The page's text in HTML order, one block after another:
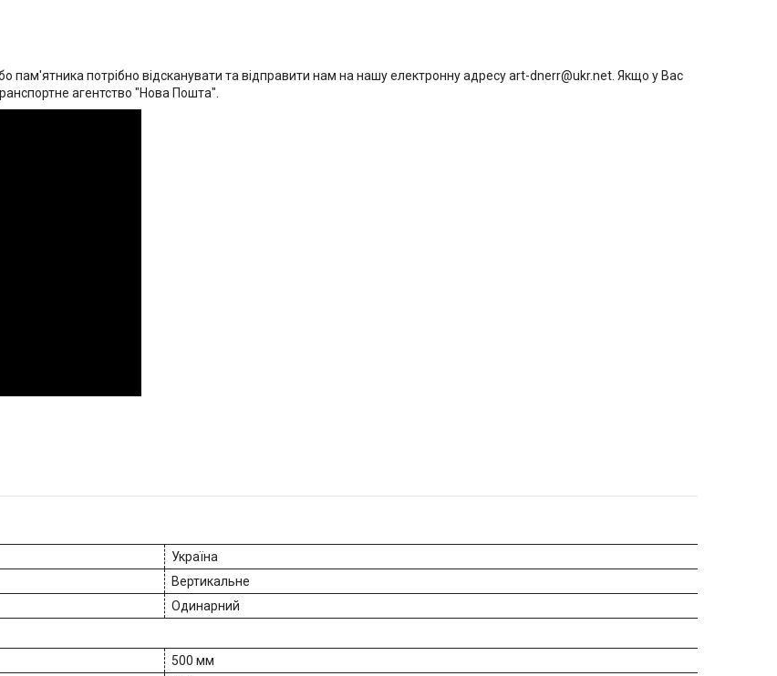
пам'ятника потрібно відсканувати та відправити нам на нашу електронну адресу art-dnerr@ukr.net. Якщо у Вас
агентство "Нова Пошта".
Україна
Вертикальне
Одинарний
500 мм